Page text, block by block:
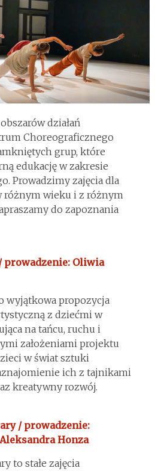
działań
Choreograficznego
grup, które
edukację w zakresie
Prowadzimy zajęcia dla
różnym wieku i z różnym
do zapoznania
prowadzenie: Oliwia
wyjątkowa propozycja
z dziećmi w
na tańcu, ruchu i
założeniami projektu
w świat sztuki
ich z tajnikami
kreatywny rozwój.
/ prowadzenie:
Honza
to stałe zajęcia